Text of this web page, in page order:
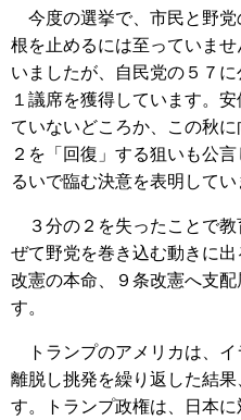
今度の選挙で、市民と野党
根を止めるには至っていま
いましたが、自民党の５７
１議席を獲得しています。
ていないどころか、この秋
２を「回復」する狙いも公
るいで臨む決意を表明してい
３分の２を失ったことで教
ぜて野党を巻き込む動きに
改憲の本命、９条改憲へ支
す。
トランプのアメリカは、イ
離脱し挑発を繰り返した結
す。トランプ政権は、日本